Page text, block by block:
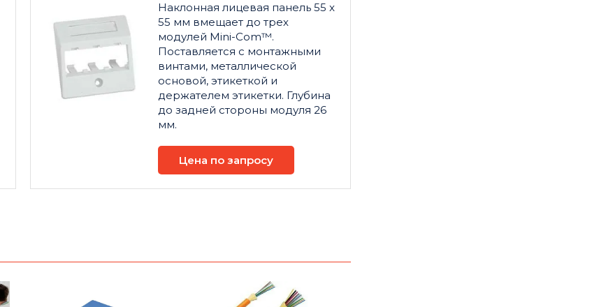
Наклонная лицевая панель 55 x
55 мм вмещает до трех
модулей Mini-Com™.
Поставляется с монтажными
винтами, металлической
основой, этикеткой и
держателем этикетки. Глубина
до задней стороны модуля 26
мм.
Цена по запросу